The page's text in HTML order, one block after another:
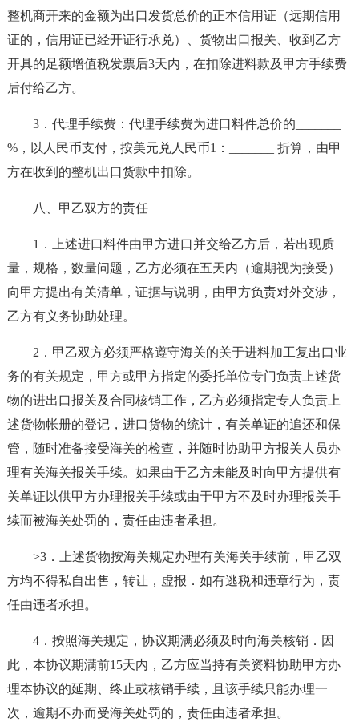
整机商开来的金额为出口发货总价的正本信用证（远期信用
证的，信用证已经开证行承兑）、货物出口报关、收到乙方
开具的足额增值税发票后3天内，在扣除进料款及甲方手续费
后付给乙方。
3．代理手续费：代理手续费为进口料件总价的_______
%，以人民币支付，按美元兑人民币1：_______ 折算，由甲
方在收到的整机出口货款中扣除。
八、甲乙双方的责任
1．上述进口料件由甲方进口并交给乙方后，若出现质
量，规格，数量问题，乙方必须在五天内（逾期视为接受）
向甲方提出有关清单，证据与说明，由甲方负责对外交涉，
乙方有义务协助处理。
2．甲乙双方必须严格遵守海关的关于进料加工复出口业
务的有关规定，甲方或甲方指定的委托单位专门负责上述货
物的进出口报关及合同核销工作，乙方必须指定专人负责上
述货物帐册的登记，进口货物的统计，有关单证的追还和保
管，随时准备接受海关的检查，并随时协助甲方报关人员办
理有关海关报关手续。如果由于乙方未能及时向甲方提供有
关单证以供甲方办理报关手续或由于甲方不及时办理报关手
续而被海关处罚的，责任由违者承担。
>3．上述货物按海关规定办理有关海关手续前，甲乙双
方均不得私自出售，转让，虚报．如有逃税和违章行为，责
任由违者承担。
4．按照海关规定，协议期满必须及时向海关核销．因
此，本协议期满前15天内，乙方应当持有关资料协助甲方办
理本协议的延期、终止或核销手续，且该手续只能办理一
次，逾期不办而受海关处罚的，责任由违者承担。